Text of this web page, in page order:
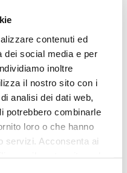
contenuti ed
dei social media e per
inoltre
il nostro sito con i
analisi dei dati web,
potrebbero combinarle
loro o che hanno
servizi. Acconsenta ai
per la